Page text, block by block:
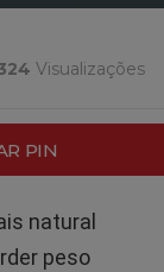
Visualizações
PIN
natural
peso